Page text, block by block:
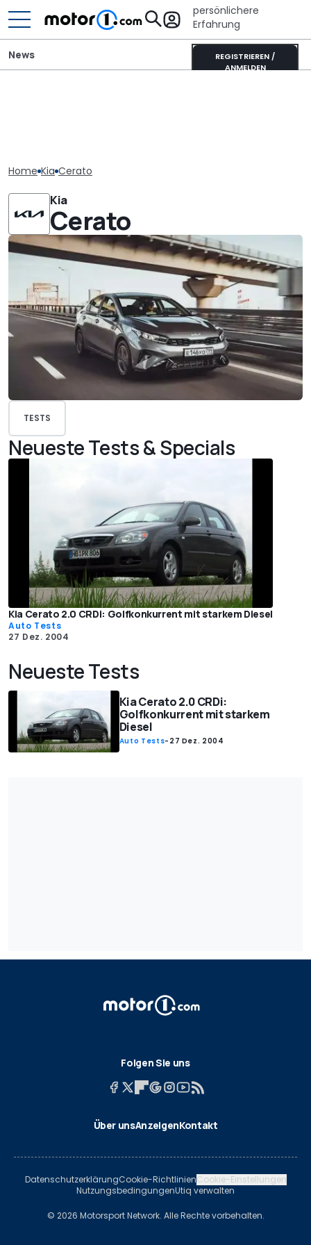
persönlichere
Erfahrung
REGISTRIEREN /
ANMELDEN
News
Home Kia Cerato
Kia
Cerato
TESTS
Neueste Tests & Specials
Kia Cerato 2.0 CRDi: Golfkonkurrent mit starkem Diesel
Auto Tests
27 Dez. 2004
Neueste Tests
Kia Cerato 2.0 CRDi:
Golfkonkurrent mit starkem
Diesel
Auto Tests- 27 Dez. 2004
Folgen Sie uns
Über unsAnzeigenKontakt
DatenschutzerklärungCookie-RichtlinienCookie-Einstellungen
NutzungsbedingungenUtiq verwalten
© 2026 Motorsport Network. Alle Rechte vorbehalten.